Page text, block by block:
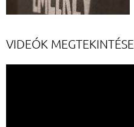
VIDEÓK MEGTEKINTÉSE